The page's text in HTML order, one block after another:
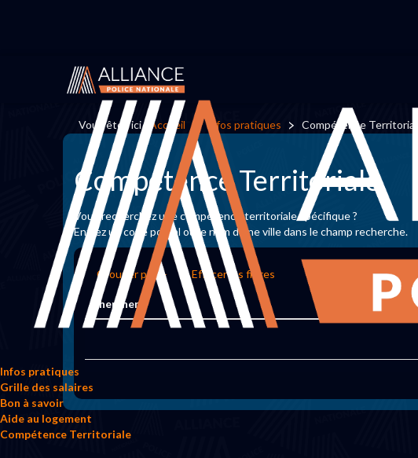
Infos pratiques
Grille des salaires
Bon à savoir
Aide au logement
Compétence Territoriale
Vous êtes ici : Accueil Infos pratiques Compétence Territoriale
Compétence Territoriale
Vous recherchez une compétence territoriale spécifique ?
Entrez un code postal ou le nom d'une ville dans le champ recherche.
Grouper par Effacer les filtres
Chercher: